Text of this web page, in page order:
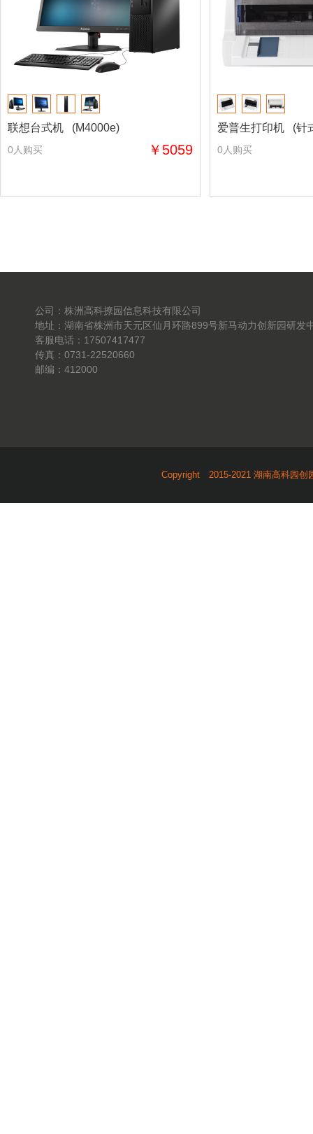
联想台式机 (M4000e)
0人购买 ￥5059
爱普生打印机 (针
0人购买
公司：株洲高科撩园信息科技有限公司
地址：湖南省株洲市天元区仙月环路899号新马动力创新园研发
客服电话：17507417477
传真：0731-22520660
邮编：412000
Copyright 2015-2021 湖南高科园创